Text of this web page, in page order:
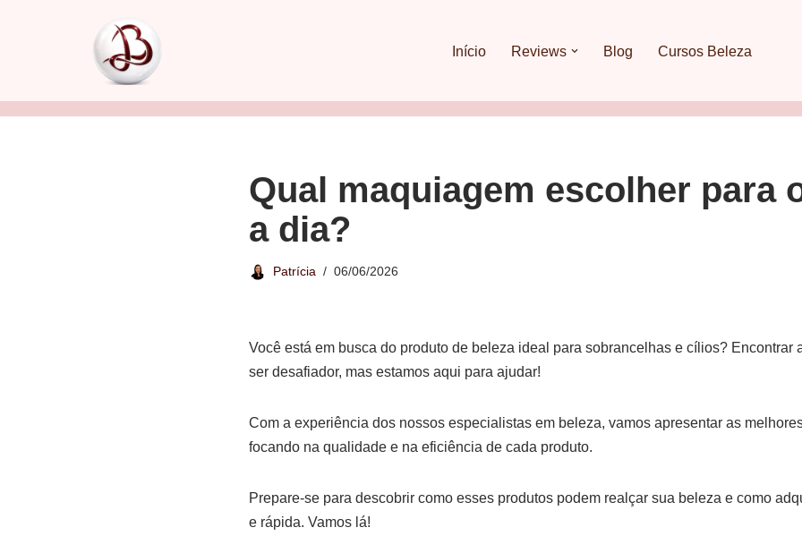
o
Início Reviews Blog Cursos Beleza
Qual maquiagem escolher para
a dia?
Patrícia 06/06/2026
Você está em busca do produto de beleza ideal para sobrancelhas e cílios? Encontrar
ser desafiador, mas estamos aqui para ajudar!
Com a experiência dos nossos especialistas em beleza, vamos apresentar as
focando na qualidade e na eficiência de cada produto.
Prepare-se para descobrir como esses produtos podem realçar sua beleza e como
e rápida. Vamos lá!